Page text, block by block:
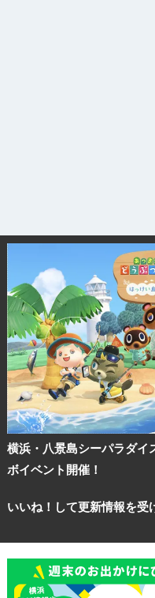
横浜・八景島シーパラダイ
ボイベント開催！
いいね！して更新情報を受
観光ガイド